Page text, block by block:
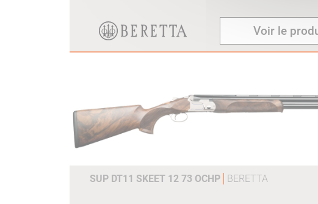
Voir le
SUP DT11 SKEET 12 73 OCHP BERETTA